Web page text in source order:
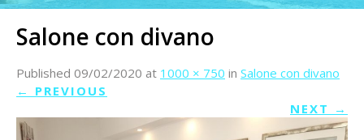
Salone con divano
Published 09/02/2020 at 1000 × 750 in Salone con divano
← PREVIOUS
NEXT →